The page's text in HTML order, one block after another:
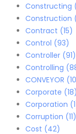
Constructing
Construction
Contract (15)
Control (93)
Controller (91)
Controlling
CONVEYOR
Corporate (18)
Corporation
Corruption (11)
Cost (42)